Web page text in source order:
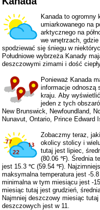
Kanada to ogromny
umiarkowanego na
arktycznego na
we wnętrzach,
spodziewać się śniegu w
Południowe wybrzeża Kanady
deszczowymi zimami i dość
Ponieważ Kanada
informacje odnoszą
kraju. Aby
jeden z tych
New Brunswick
Newfoundland
Nunavut ,Ontario Prince Edward
Zobaczmy teraz,
okolicy stolicy i
tutaj jest lipiec,
(80.06 ℉). Średnia
jest 15.3 ℃ (59.54 ℉).
maksymalna temperatura jest -
minimalna w tym miesiącu jest -
miesiąc tutaj jest grudzień,
Najmniej deszczowy miesiąc
deszczowych jest w 11.